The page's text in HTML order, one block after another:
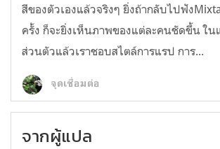
สีของตัวเองแล้วจริงๆ ยิ่งถ้ากลับไปฟัง
ครั้ง ก็จะยิ่งเห็นภาพของแต่ละคนชัดขึ้น ใ
ส่วนตัวแล้วเราชอบสไตล์การแรป การ...
จุดเชื่อมต่อ
จากผู้แปล